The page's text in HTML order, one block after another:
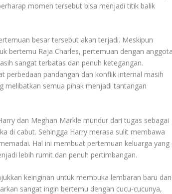
momen tersebut bisa menjadi titik balik
besar tersebut akan terjadi. Meskipun
bertemu Raja Charles, pertemuan dengan
sangat terbatas dan penuh ketegangan.
perbedaan pandangan dan konflik internal masih
melibatkan semua pihak menjadi tantangan
dan Meghan Markle mundur dari tugas sebagai
di cabut. Sehingga Harry merasa sulit membawa
Hal ini membuat pertemuan keluarga yang
lebih rumit dan penuh pertimbangan.
keinginan untuk membuka lembaran baru dan
sangat ingin bertemu dengan cucu-cucunya,